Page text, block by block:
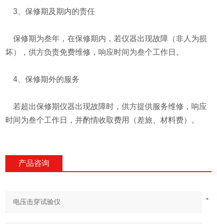
3、保修期及期内的责任
保修期为叁年，在保修期内，若仪器出现故障（非人为损
坏），供方负责免费维修，响应时间为叁个工作日。
4、保修期外的服务
若超出保修期仪器出现故障时，供方提供服务维修，响应
时间为叁个工作日，并酌情收取费用（差旅、材料费）。
产品咨询